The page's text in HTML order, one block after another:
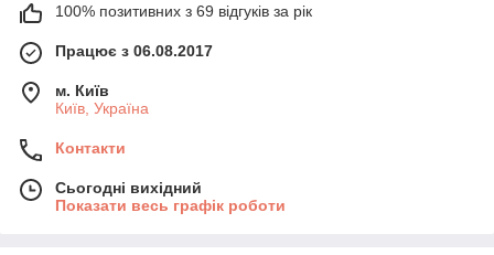
100% позитивних з 69 відгуків за рік
Працює з 06.08.2017
м. Київ
Київ, Україна
Контакти
Сьогодні вихідний
Показати весь графік роботи